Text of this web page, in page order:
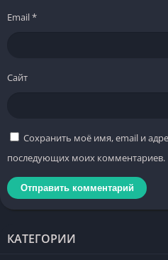
Email*
Сайт
Сохранить моё имя, email и
последующих моих комментариев.
КАТЕГОРИИ